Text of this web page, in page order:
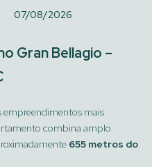
07/08/2026
Gran Bellagio –
empreendimentos mais
combina amplo
655 metros do